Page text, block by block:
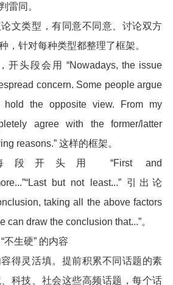
雷同。
文类型，有同意不同意、讨论双方
，针对每种类型都整理了框架。
开头段会用 “Nowadays, the issue
concern. Some people argue
hold the opposite view. From my
agree with the former/latter
reasons.” 这样的框架。
开头用 “First and
but not least...” 引出论
taking all the above factors
can draw the conclusion that...”。
不生硬” 的内容
得灵活填。提前积累不同话题的素
科技、社会这些高频话题，每个话